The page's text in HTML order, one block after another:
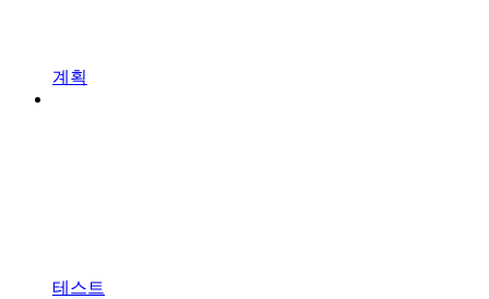
계획
테스트